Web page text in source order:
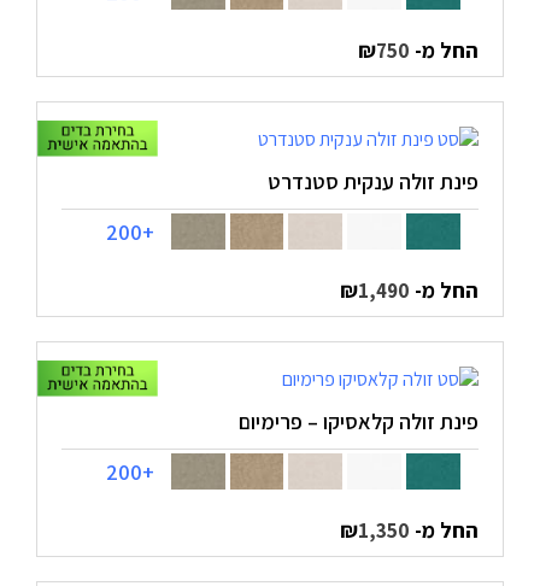
החל מ- ₪750
פינת זולה ענקית סטנדרט
+200
החל מ- ₪1,490
פינת זולה קלאסיקו – פרימיום
+200
החל מ- ₪1,350